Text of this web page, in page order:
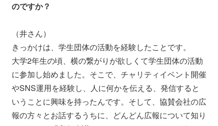
のですか？
（井さん）
きっかけは、学生団体の活動を経験したことです。
大学2年生の頃、横の繋がりが欲しくて学生団体の活動
に参加し始めました。そこで、チャリティイベント開催
やSNS運用を経験し、人に何かを伝える、発信すると
いうことに興味を持ったんです。そして、協賛会社の広
報の方々とお話するうちに、どんどん広報について知り